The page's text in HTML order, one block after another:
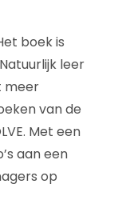
boek is
leer
meer
van de
Met een
aan een
op